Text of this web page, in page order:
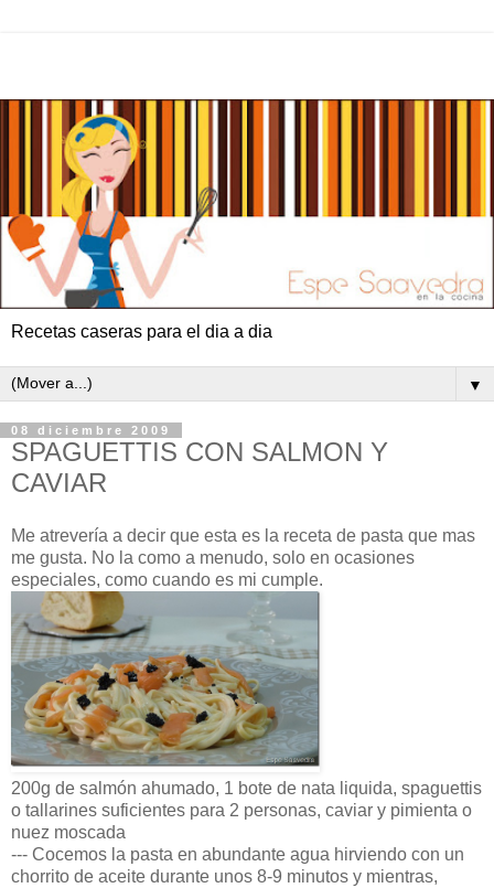
Recetas caseras para el dia a dia
▼
08 diciembre 2009
SPAGUETTIS CON SALMON Y
CAVIAR
Me atrevería a decir que esta es la receta de pasta que mas
me gusta. No la como a menudo, solo en ocasiones
especiales, como cuando es mi cumple.
200g de salmón ahumado, 1 bote de nata liquida, spaguettis
o tallarines suficientes para 2 personas, caviar y pimienta o
nuez moscada
--- Cocemos la pasta en abundante agua hirviendo con un
chorrito de aceite durante unos 8-9 minutos y mientras,